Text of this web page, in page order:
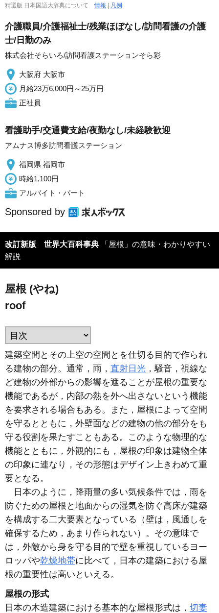
精選版 日本国語大辞典について情報 凡例
介護職員/介護福祉士/残業ほぼなし/訪問看護の介護
士/日勤のみ
株式会社そらいろ/訪問看護ステーションそら彩
大阪府 大阪市
月給23万6,000円～25万円
正社員
看護助手/交通費支給/夜勤なし/未経験歓迎
アムナス博多訪問看護ステーション
福岡県 福岡市
時給1,100円
アルバイト・パート
Sponsored by
改訂新版 世界大百科事典
解説
屋根 (やね)
roof
建築空間とその上空の空間とを仕切る目的で作られ
る建物の部分。通常，雨， 直射日光 ，騒音，視線な
ど建物の外部からの影響を遮ることが屋根の重要な
機能であるが，内部の熱を外へ出さないという機能
を要求される場合もある。また，屋根によって空間
を守るとともに，外壁面などの建物の他の部分をも
守る役割を果たすこともある。このような物理的な
機能とともに，外観的にも，屋根の印象は建物全体
の印象に連なり，その形態はデザイン上きわめて重
要となる。
日本のように，降雨量の多い気候条件では，雨を
防ぐための屋根と地面からの湿気を防ぐ高床が建築
を構成する二大要素となっている（壁は，風通しを
確保するため，あまり作られない）。その意味で
は，外敵から身を守る目的で壁を重視しているヨー
ロッパや乾燥地帯に比べて，日本の建築における屋
根の重要性は高いといえる。
屋根の形式
日本の木造建築における基本的な屋根形式は， 切妻